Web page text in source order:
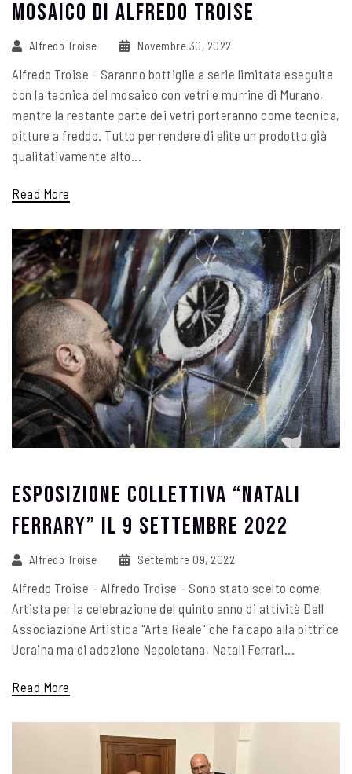
Mosaico Di ALFREDO TROISE
Alfredo Troise Novembre 30, 2022
Alfredo Troise - Saranno bottiglie a serie limitata eseguite
con la tecnica del mosaico con vetri e murrine di Murano,
mentre la restante parte dei vetri porteranno come tecnica,
pitture a freddo. Tutto per rendere di elìte un prodotto già
qualitativamente alto...
Read More
Esposizione Collettiva “Natali
Ferrary” Il 9 Settembre 2022
Alfredo Troise Settembre 09, 2022
Alfredo Troise - Alfredo Troise - Sono stato scelto come
Artista per la celebrazione del quinto anno di attività Dell
Associazione Artistica "Arte Reale" che fa capo alla pittrice
Ucraina ma di adozione Napoletana, Natali Ferrari...
Read More